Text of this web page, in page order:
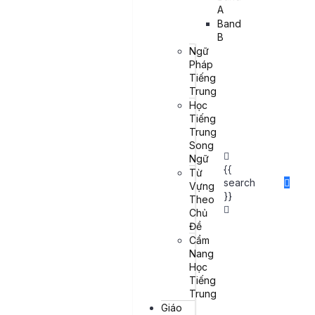
A
Band
B
Ngữ
Pháp
Tiếng
Trung
Học
Tiếng
Trung
Song
Ngữ
Từ
Vựng
Theo
Chủ
Đề
Cẩm
Nang
Học
Tiếng
Trung
Giáo
{{
search
}}
Học tiếng Trung Phồn thể có thể trở thành một hành trình thú vị và
hữu ích, đặc biệt nếu bạn có mục tiêu học tập hoặc làm việc tại
các khu vực sử dụng chữ Phồn thể như Đài Loan, Hồng Kông.
Dưới đây là lộ trình học tiếng Trung Phồn thể dành cho người mới
bắt đầu, giúp bạn có cái nhìn rõ ràng hơn và chuẩn bị tốt hơn cho